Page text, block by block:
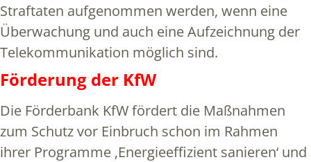
Straftaten aufgenommen werden, wenn eine
Überwachung und auch eine Aufzeichnung der
Telekommunikation möglich sind.
Förderung der KfW
Die Förderbank KfW fördert die Maßnahmen
zum Schutz vor Einbruch schon im Rahmen
ihrer Programme ‚Energieeffizient sanieren‘ und